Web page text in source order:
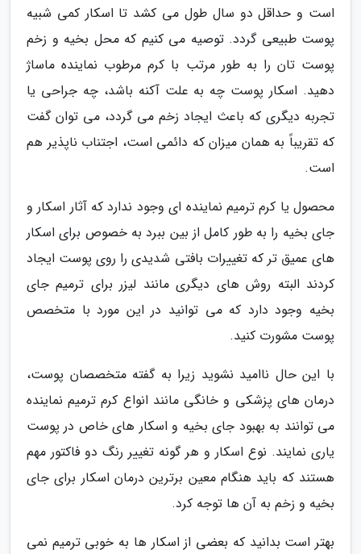
است و حداقل دو سال طول می کشد تا اسکار کمی شبیه
پوست طبیعی گردد. توصیه می کنیم که محل بخیه و زخم
پوست تان را به طور مرتب با کرم مرطوب نماینده ماساژ
دهید. اسکار پوست چه به علت آکنه باشد، چه جراحی یا
تجربه دیگری که باعث ایجاد زخم می گردد، می توان گفت
که تقریباً به همان میزان که دائمی است، اجتناب ناپذیر هم
است.
محصول یا کرم ترمیم نماینده ای وجود ندارد که آثار اسکار و
جای بخیه را به طور کامل از بین ببرد به خصوص برای اسکار
های عمیق تر که تغییرات بافتی شدیدی را روی پوست ایجاد
کردند البته روش های دیگری مانند لیزر برای ترمیم جای
بخیه وجود دارد که می توانید در این مورد با متخصص
پوست مشورت کنید.
با این حال ناامید نشوید زیرا به گفته متخصصان پوست،
درمان های پزشکی و خانگی مانند انواع کرم ترمیم نماینده
می توانند به بهبود جای بخیه و اسکار های خاص در پوست
یاری نمایند. نوع اسکار و هر گونه تغییر رنگ دو فاکتور مهم
هستند که باید هنگام معین برترین درمان اسکار برای جای
بخیه و زخم به آن ها توجه کرد.
بهتر است بدانید که بعضی از اسکار ها به خوبی ترمیم نمی